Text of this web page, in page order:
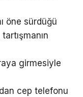
öne sürdüğü
girmesiyle
cep telefonu